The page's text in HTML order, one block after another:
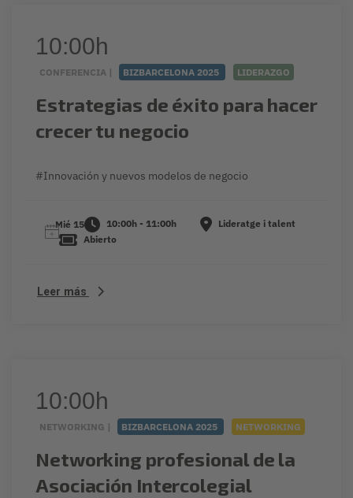
10:00h
CONFERENCIA | BIZBARCELONA 2025 LIDERAZGO
Estrategias de éxito para hacer
crecer tu negocio
#Innovación y nuevos modelos de negocio
Mié 15 10:00h - 11:00h
Lideratge i talent
Abierto
Leer más
10:00h
NETWORKING | BIZBARCELONA 2025 NETWORKING
Networking profesional de la
Asociación Intercolegial